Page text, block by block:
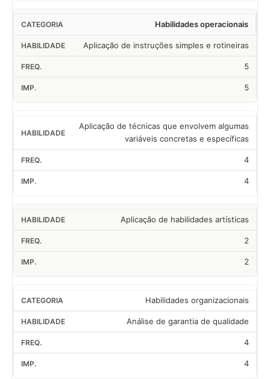
Habilidades operacionais
Aplicação de instruções simples e rotineiras
5
5
Aplicação de técnicas que envolvem algumas
variáveis concretas e específicas
4
4
Aplicação de habilidades artísticas
2
2
Habilidades organizacionais
Análise de garantia de qualidade
4
4